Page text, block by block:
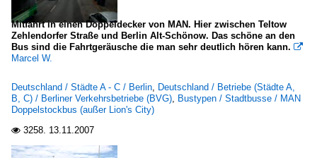
Mitfahrt in einen Doppeldecker von MAN. Hier zwischen Teltow
Zehlendorfer Straße und Berlin Alt-Schönow. Das schöne an den
Bus sind die Fahrtgeräusche die man sehr deutlich hören kann. 
Marcel W.
Deutschland / Städte A - C / Berlin, Deutschland / Betriebe (Städte A,
B, C) / Berliner Verkehrsbetriebe (BVG), Bustypen / Stadtbusse / MAN
Doppelstockbus (außer Lion's City)
 3258. 13.11.2007